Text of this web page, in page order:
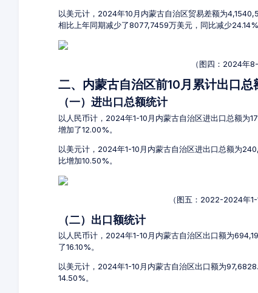
以美元计，2024年10月内蒙古自治区贸易差额为
相比上年同期减少了8077,7459万美元，同比减少24.14%
（图四：2024年
二、内蒙古自治区前10月累计出口总
（一）进出口总额统计
以人民币计，2024年1-10月内蒙古自治区进出口总额为
增加了12.00%。
以美元计，2024年1-10月内蒙古自治区进出口总额为
比增加10.50%。
（图五：2022-2024年
（二）出口额统计
以人民币计，2024年1-10月内蒙古自治区出口额为
了16.10%。
以美元计，2024年1-10月内蒙古自治区出口额为
14.50%。